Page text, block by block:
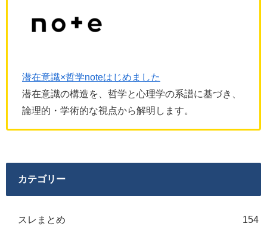
潜在意識×哲学noteはじめました
潜在意識の構造を、哲学と心理学の系譜に基づき、
論理的・学術的な視点から解明します。
カテゴリー
スレまとめ 154